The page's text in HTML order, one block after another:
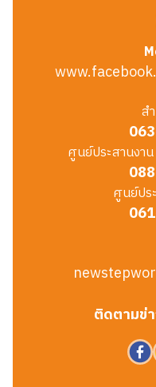
ส
ศูนย์ประสานงา
ศูนย์ปร
ติดตามข่